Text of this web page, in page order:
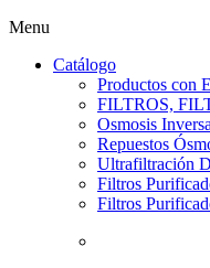
Menu
Catálogo
Productos con
FILTROS,
Osmosis
Repuestos
Ultrafiltración
Filtros
Filtros